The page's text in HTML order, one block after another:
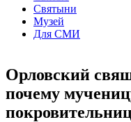
Святыни
Музей
Для СМИ
Орловский
почему